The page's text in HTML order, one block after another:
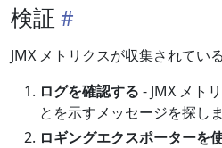
検証
JMX メトリクスが収集されてい
ログを確認する - JMX メト
とを示すメッセージを探し
ロギングエクスポーターを